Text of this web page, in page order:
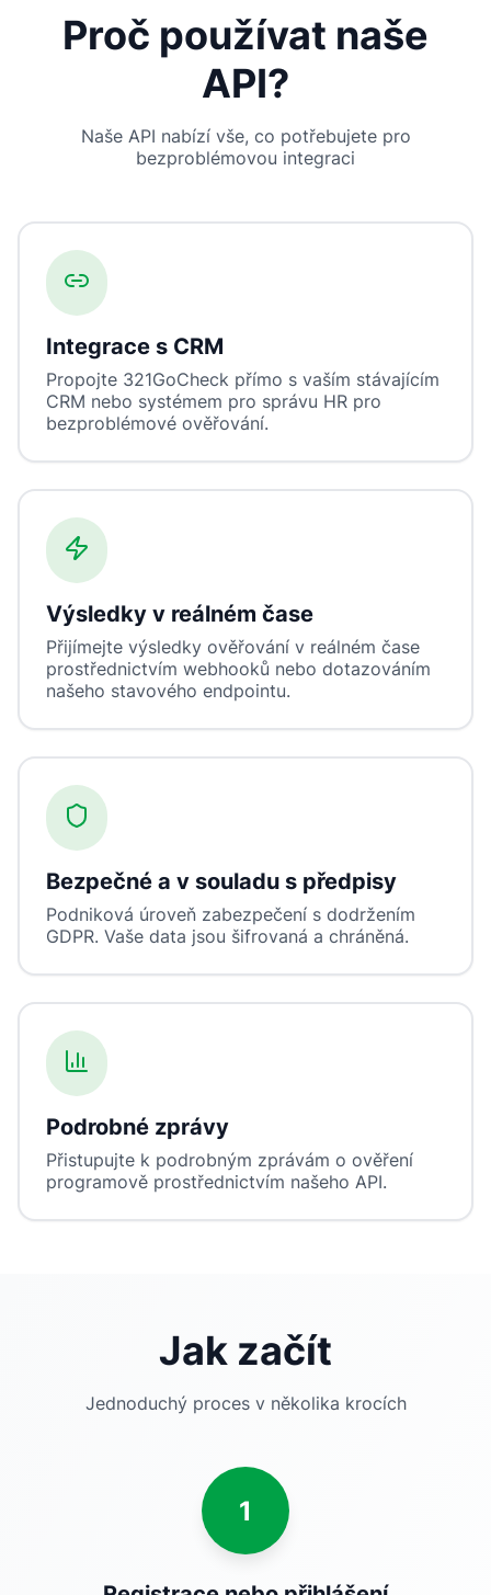
Proč používat naše
API?
Naše API nabízí vše, co potřebujete pro
bezproblémovou integraci
Integrace s CRM
Propojte 321GoCheck přímo s vaším stávajícím
CRM nebo systémem pro správu HR pro
bezproblémové ověřování.
Výsledky v reálném čase
Přijímejte výsledky ověřování v reálném čase
prostřednictvím webhooků nebo dotazováním
našeho stavového endpointu.
Bezpečné a v souladu s předpisy
Podniková úroveň zabezpečení s dodržením
GDPR. Vaše data jsou šifrovaná a chráněná.
Podrobné zprávy
Přistupujte k podrobným zprávám o ověření
programově prostřednictvím našeho API.
Jak začít
Jednoduchý proces v několika krocích
1